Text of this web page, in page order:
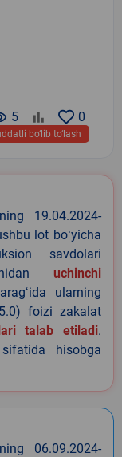
0
5
bo‘lib to‘lash
19.04.2024-
lot boʻyicha
savdolari
uchinchi
ularning
foizi zakalat
talab etiladi.
hisobga
06.09.2024-